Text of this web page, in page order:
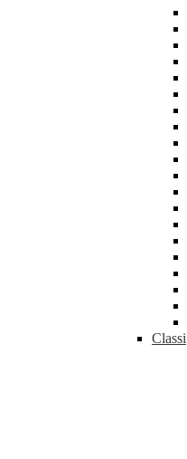
Classi